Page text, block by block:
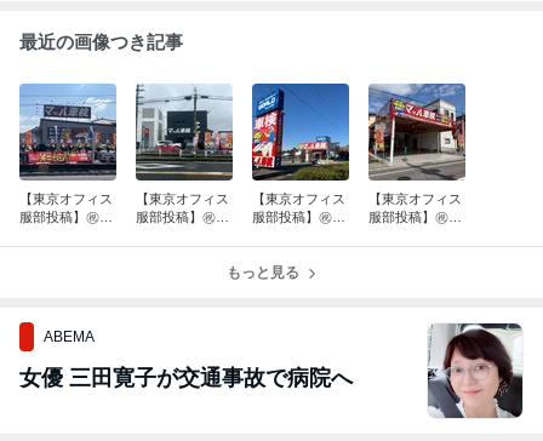
最近の画像つき記事
【東京オフィス
服部投稿】㊗️㊗️
【東京オフィス
服部投稿】㊗️マ
【東京オフィス
服部投稿】㊗️マ
ー店 オープン
【東京オフィス
服部投稿】㊗️マ
もっと見る
ABEMA
女優 三田寛子が交通事故で病院へ